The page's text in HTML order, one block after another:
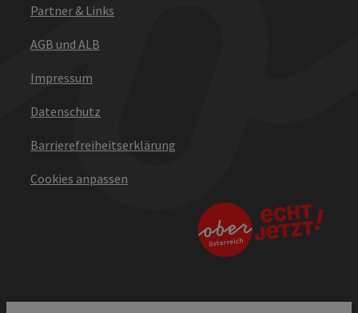
Partner & Links
AGB und ALB
Impressum
Datenschutz
Barrierefreiheitserklärung
Cookies anpassen